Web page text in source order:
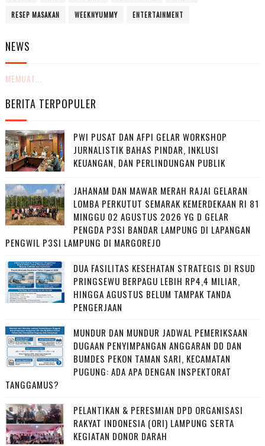
RESEP MASAKAN WEEKNYUMMY ENTERTAINMENT
NEWS
MEMUAT...
BERITA TERPOPULER
PWI PUSAT DAN AFPI GELAR WORKSHOP
JURNALISTIK BAHAS PINDAR, INKLUSI
KEUANGAN, DAN PERLINDUNGAN PUBLIK
JAHANAM DAN MAWAR MERAH RAJAI GELARAN
LOMBA PERKUTUT SEMARAK KEMERDEKAAN RI 81
MINGGU 02 AGUSTUS 2026 YG D GELAR
PENGDA P3SI BANDAR LAMPUNG DI LAPANGAN
PENGWIL P3SI LAMPUNG DI MARGOREJO
DUA FASILITAS KESEHATAN STRATEGIS DI RSUD
PRINGSEWU BERPAGU LEBIH RP4,4 MILIAR,
HINGGA AGUSTUS BELUM TAMPAK TANDA
PENGERJAAN
MUNDUR DAN MUNDUR JADWAL PEMERIKSAAN
DUGAAN PENYIMPANGAN ANGGARAN DD DAN
BUMDES PEKON TAMAN SARI, KECAMATAN
PUGUNG: ADA APA DENGAN INSPEKTORAT
TANGGAMUS?
PELANTIKAN & PERESMIAN DPD ORGANISASI
RAKYAT INDONESIA (ORI) LAMPUNG SERTA
KEGIATAN DONOR DARAH